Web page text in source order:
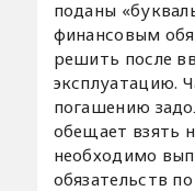
поданы
финансовым
решить после
эксплуатацию.
погашению
обещает взять
необходимо
обязательств